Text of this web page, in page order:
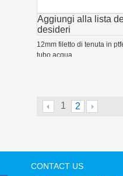
Aggiungi alla lista
desideri
12mm filetto di tenuta in
tubo acqua
1 2
CONTACT US